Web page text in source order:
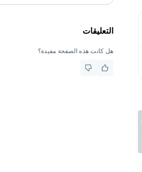
التعليقات
هل كانت هذه الصفحة مفيدة؟